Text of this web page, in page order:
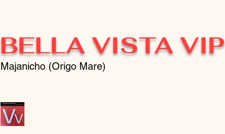
BELLA VISTA VIP
Majanicho (Origo Mare)